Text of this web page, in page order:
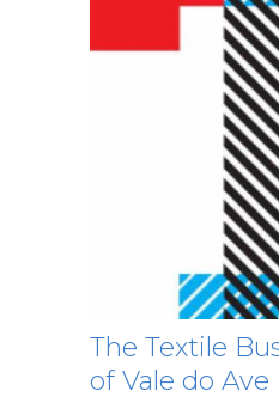
The Textile
of Vale do